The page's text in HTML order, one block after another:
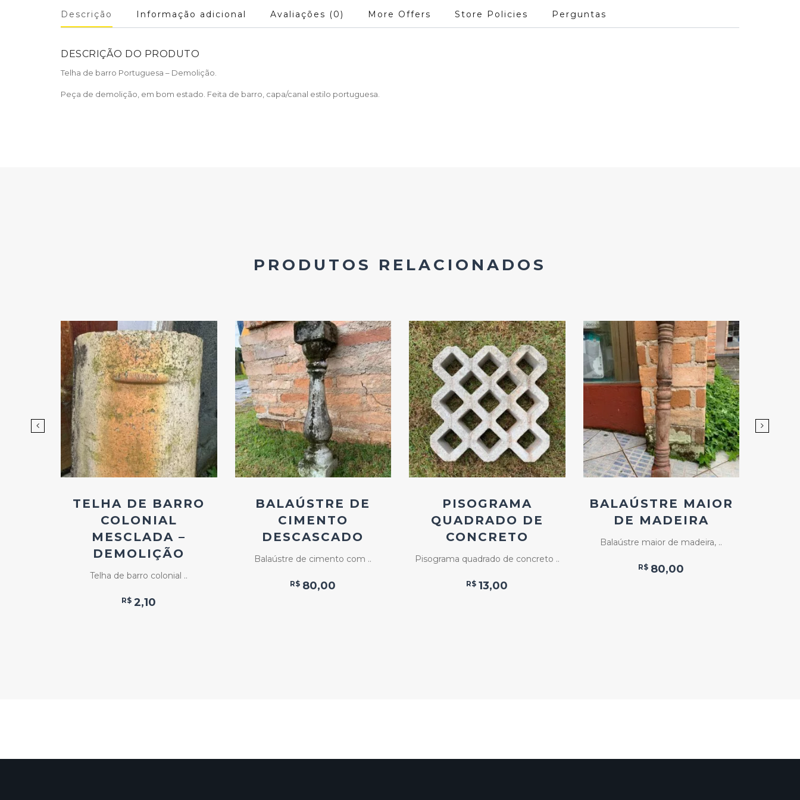
Descrição Informação adicional Avaliações (0) More Offers Store Policies Perguntas
DESCRIÇÃO DO PRODUTO
Telha de barro Portuguesa – Demolição.
Peça de demolição, em bom estado. Feita de barro, capa/canal estilo portuguesa.
PRODUTOS RELACIONADOS
Add
ao
Favoritos
TELHA DE BARRO
COLONIAL
MESCLADA –
DEMOLIÇÃO
Telha de barro colonial ..
R$ 2,10
Add
ao
Favoritos
BALAÚSTRE DE
CIMENTO
DESCASCADO
Balaústre de cimento com ..
R$ 80,00
Add
ao
Favoritos
PISOGRAMA
QUADRADO DE
CONCRETO
Pisograma quadrado de concreto ..
R$ 13,00
Add
ao
Favoritos
BALAÚSTRE MAIOR
DE MADEIRA
Balaústre maior de madeira, ..
R$ 80,00